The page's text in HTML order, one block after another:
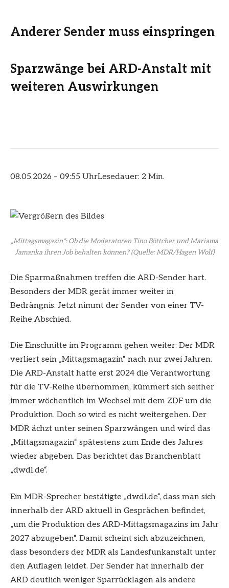
Anderer Sender muss einspringen
Sparzwänge bei ARD-Anstalt mit
weiteren Auswirkungen
08.05.2026 – 09:55 UhrLesedauer: 2 Min.
„Mittagsmagazin“: Ob die Moderatoren Tino Böttcher und Mariama
Jamanka ihren Job behalten können?(Quelle: MDR/Hagen Wolf)
Die Sparmaßnahmen treffen die ARD-Sender hart.
Besonders der MDR gerät immer weiter in
Bedrängnis. Jetzt nimmt der Sender von einer TV-
Reihe Abschied.
Die Einschnitte im Programm gehen weiter: Der MDR
verliert sein „Mittagsmagazin“ nach nur zwei Jahren.
Die ARD-Anstalt hatte erst 2024 die Verantwortung
für die TV-Reihe übernommen, kümmert sich seither
immer wöchentlich im Wechsel mit dem ZDF um die
Produktion. Doch so wird es nicht weitergehen. Der
MDR ächzt unter seinen Sparzwängen und wird das
„Mittagsmagazin“ spätestens zum Ende des Jahres
wieder abgeben. Das berichtet das Branchenblatt
„dwdl.de“.
Ein MDR-Sprecher bestätigte „dwdl.de“, dass man sich
innerhalb der ARD aktuell in Gesprächen befindet,
„um die Produktion des ARD-Mittagsmagazins im Jahr
2027 abzugeben“. Damit scheint sich abzuzeichnen,
dass besonders der MDR als Landesfunkanstalt unter
den Auflagen leidet. Der Sender hat innerhalb der
ARD deutlich weniger Sparrücklagen als andere